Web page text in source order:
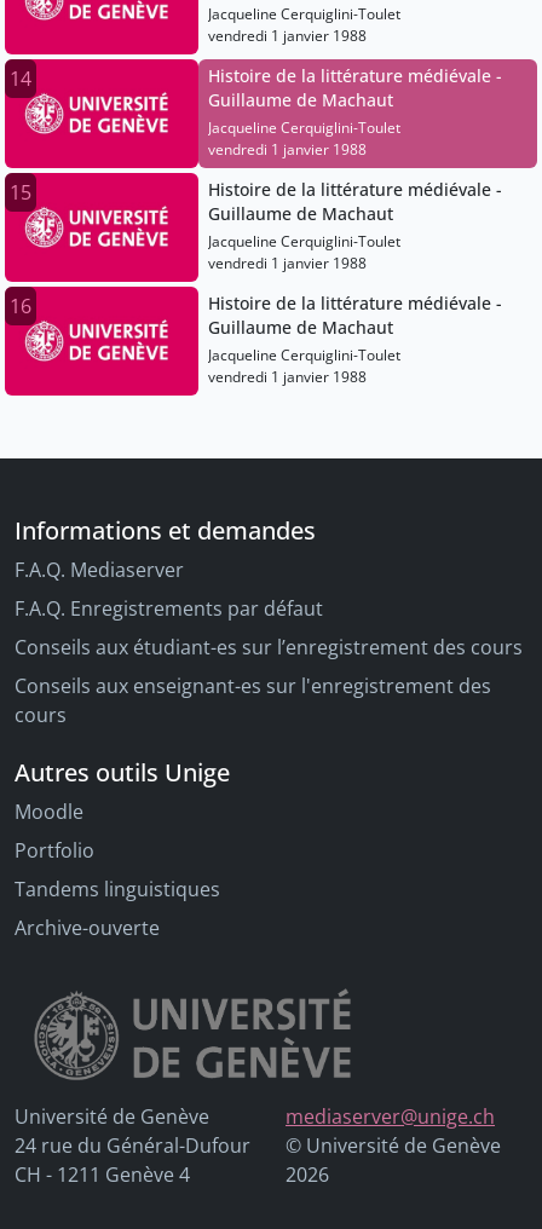
Jacqueline Cerquiglini-Toulet
vendredi 1 janvier 1988
14
Histoire de la littérature médiévale -
Guillaume de Machaut
Jacqueline Cerquiglini-Toulet
vendredi 1 janvier 1988
15
Histoire de la littérature médiévale -
Guillaume de Machaut
Jacqueline Cerquiglini-Toulet
vendredi 1 janvier 1988
16
Histoire de la littérature médiévale -
Guillaume de Machaut
Jacqueline Cerquiglini-Toulet
vendredi 1 janvier 1988
Informations et demandes
F.A.Q. Mediaserver
F.A.Q. Enregistrements par défaut
Conseils aux étudiant-es sur l’enregistrement des cours
Conseils aux enseignant-es sur l'enregistrement des
cours
Autres outils Unige
Moodle
Portfolio
Tandems linguistiques
Archive-ouverte
Université de Genève
24 rue du Général-Dufour
CH - 1211 Genève 4
mediaserver@unige.ch
© Université de Genève
2026